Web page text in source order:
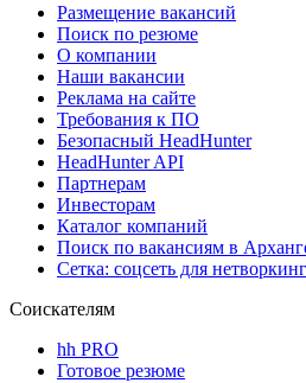
Размещение вакансий
Поиск по резюме
О компании
Наши вакансии
Реклама на сайте
Требования к ПО
Безопасный HeadHunter
HeadHunter API
Партнерам
Инвесторам
Каталог компаний
Поиск по вакансиям в
Сетка: соцсеть для
Соискателям
hh PRO
Готовое резюме